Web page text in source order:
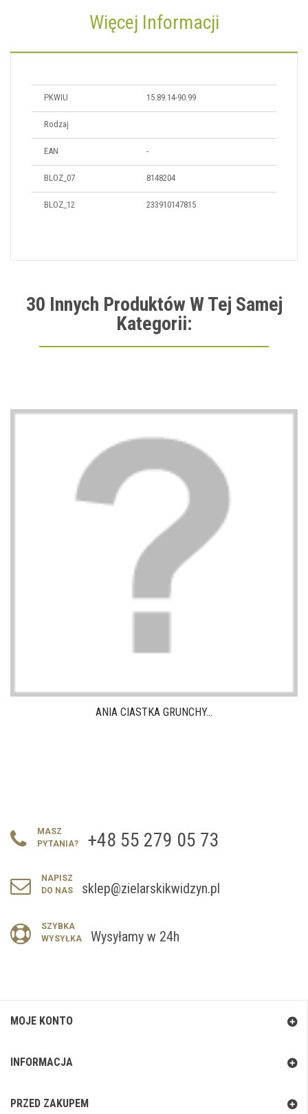
Więcej Informacji
PKWIU 15.89.14-90.99
Rodzaj
EAN -
BLOZ_07 8148204
BLOZ_12 233910147815
30 Innych Produktów W Tej Samej
Kategorii:
ANIA CIASTKA GRUNCHY...
MASZ
PYTANIA?
+48 55 279 05 73
NAPISZ
DO NAS
sklep@zielarskikwidzyn.pl
SZYBKA
WYSYŁKA
Wysyłamy w 24h
MOJE KONTO
INFORMACJA
PRZED ZAKUPEM